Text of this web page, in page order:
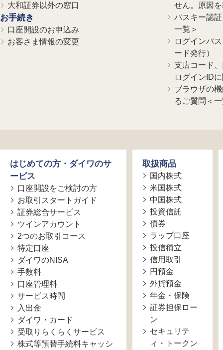
大和証券以外の窓口
お手続き
口座開設のお申込み
お客さま情報の変更
せん。原因
パスキー認
一覧＞
ログインパ
ード発行）
支店コード
ログインID
ブラウザの
るご質問＜
はじめての方・ダイワのサ
ービス
口座開設をご検討の方
お取引スタートガイド
証券総合サービス
ツインアカウント
2つのお取引コース
特定口座
ダイワのNISA
手数料
口座管理料
サービス時間
入出金
ダイワ・カード
受取りらくらくサービス
株式等預替手続料キャッシ
取扱商品
国内株式
米国株式
中国株式
投資信託
債券
ラップ口座
投信積立
信用取引
円預金
外貨預金
年金・保険
証券担保ロー
ン
セキュリテ
ィ・トークン